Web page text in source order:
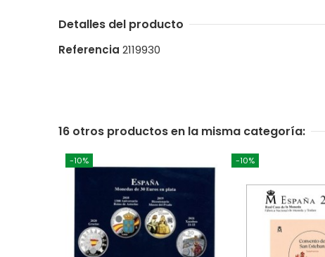
Detalles del producto
Referencia 2119930
16 otros productos en la misma categoría:
-10% -10%